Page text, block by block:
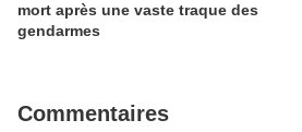
mort après une vaste traque des
gendarmes
Commentaires